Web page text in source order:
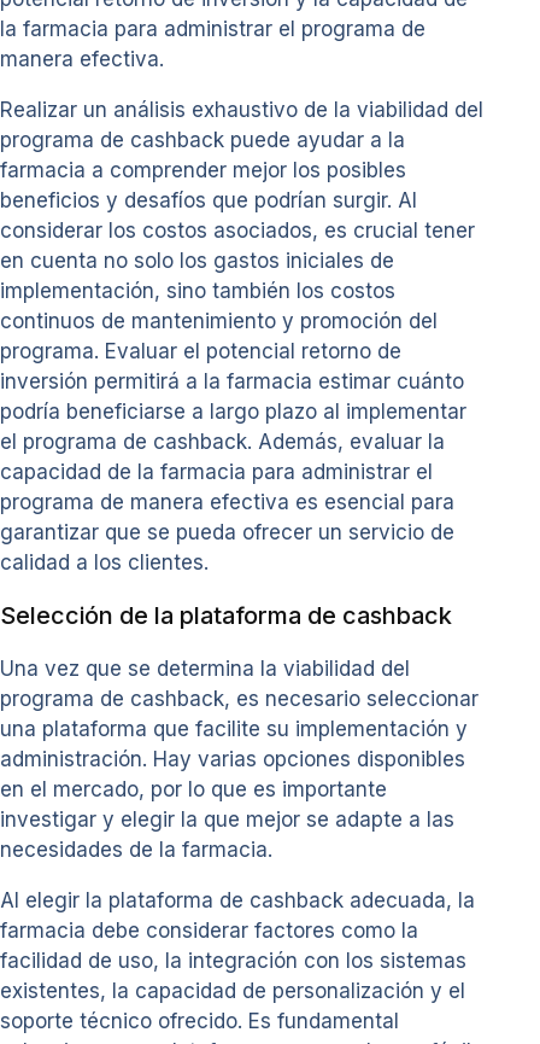
la farmacia para administrar el programa de
manera efectiva.
Realizar un análisis exhaustivo de la viabilidad del
programa de cashback puede ayudar a la
farmacia a comprender mejor los posibles
beneficios y desafíos que podrían surgir. Al
considerar los costos asociados, es crucial tener
en cuenta no solo los gastos iniciales de
implementación, sino también los costos
continuos de mantenimiento y promoción del
programa. Evaluar el potencial retorno de
inversión permitirá a la farmacia estimar cuánto
podría beneficiarse a largo plazo al implementar
el programa de cashback. Además, evaluar la
capacidad de la farmacia para administrar el
programa de manera efectiva es esencial para
garantizar que se pueda ofrecer un servicio de
calidad a los clientes.
Selección de la plataforma de cashback
Una vez que se determina la viabilidad del
programa de cashback, es necesario seleccionar
una plataforma que facilite su implementación y
administración. Hay varias opciones disponibles
en el mercado, por lo que es importante
investigar y elegir la que mejor se adapte a las
necesidades de la farmacia.
Al elegir la plataforma de cashback adecuada, la
farmacia debe considerar factores como la
facilidad de uso, la integración con los sistemas
existentes, la capacidad de personalización y el
soporte técnico ofrecido. Es fundamental